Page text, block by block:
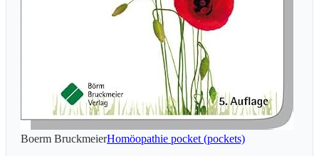
Boerm BruckmeierHomöopathie pocket (pockets)